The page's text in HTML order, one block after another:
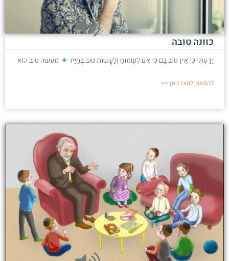
כוונה טובה
יָדַעְתִּי כִּי אֵין טוֹב בָּם כִּי אִם לִשְׂמוֹחַ וְלַעֲשׂוֹת טוֹב בְּחַיָּיו מעשה טוב הוא
להמשך לחצו כאן >>